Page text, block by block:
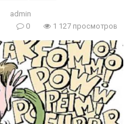
admin
0
1 127 просмотров